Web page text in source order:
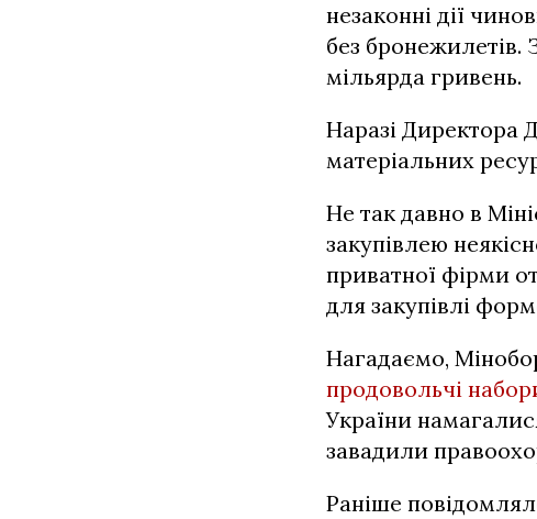
незаконні дії
без бронежилетів.
мільярда гривень.
Наразі Директора
матеріальних
Не так давно в
закупівлею
приватної фірми
для закупівлі
Нагадаємо,
продовольчі
України
завадили
Раніше